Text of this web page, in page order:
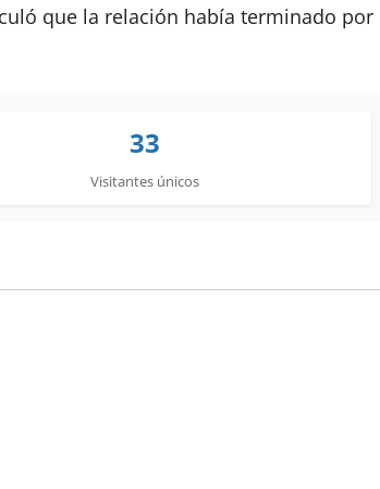
que la relación había terminado por
33
Visitantes únicos